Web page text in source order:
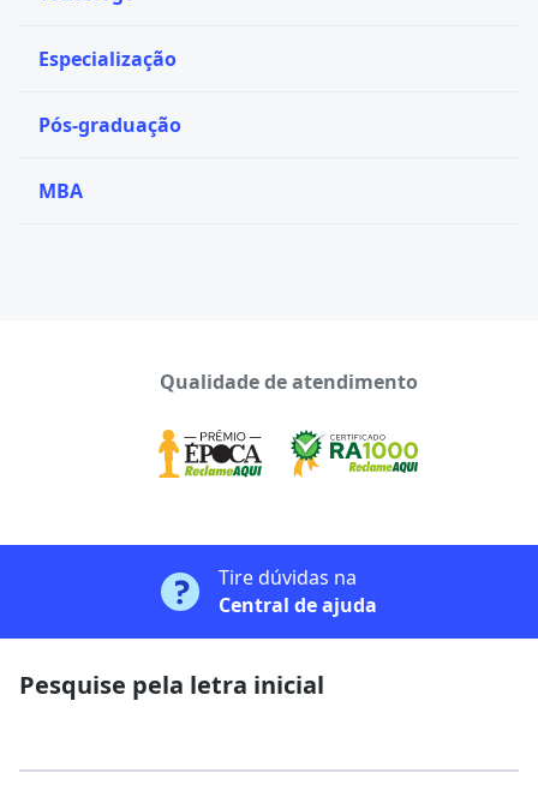
Especialização
Pós-graduação
MBA
Qualidade de atendimento
Tire dúvidas na
Central de ajuda
Pesquise pela letra inicial